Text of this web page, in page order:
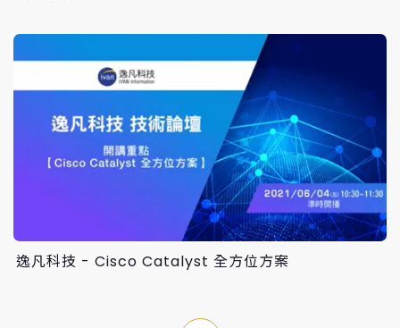
逸凡科技 - Cisco Catalyst 全方位方案